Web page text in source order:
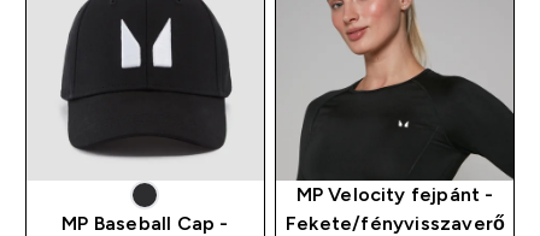
MP Baseball Cap -
MP Velocity fejpánt -
Fekete/fényvisszaverő